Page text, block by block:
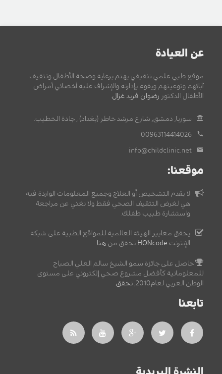
عن العيادة
موقع طبي علمي تثقيفي يهتم برعاية وصحة الأطفال وتثقيف
آبائهم وتوعيتهم ويقوم بإدارته والإشراف عليه أخصائي أمراض
الأطفال الدكتور رضوان فريد غزال.
سوريا, دمشق, شارع مرشد خاطر (بغداد) , جادة الخطيب.
00963114414026
info@childclinic.net
موقعنا:
لا يقدم التشخيص أو العلاج وجميع المعلومات الواردة فيه
هي لغرض التثقيف الصحي فقط ولا تغني عن مراجعة
واستشارة طبيب طفلك.
يحقق معايير الهيئة العالمية للمواقع الطبية على شبكة
الإنترنت HONcode تحقق من هنا
حاصل على جائزة سمو الشيخ سالم العلي الصباح
للمعلوماتية كأفضل مشروع صحي إلكتروني على مستوى
الوطن العربي لعام2010,
تحقق.
تابعنا
النشرة البريدية